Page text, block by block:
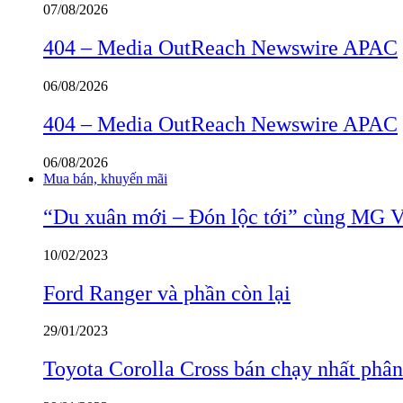
07/08/2026
404 – Media OutReach Newswire APAC
06/08/2026
404 – Media OutReach Newswire APAC
06/08/2026
Mua bán, khuyến mãi
“Du xuân mới – Đón lộc tới” cùng MG
10/02/2023
Ford Ranger và phần còn lại
29/01/2023
Toyota Corolla Cross bán chạy nhất